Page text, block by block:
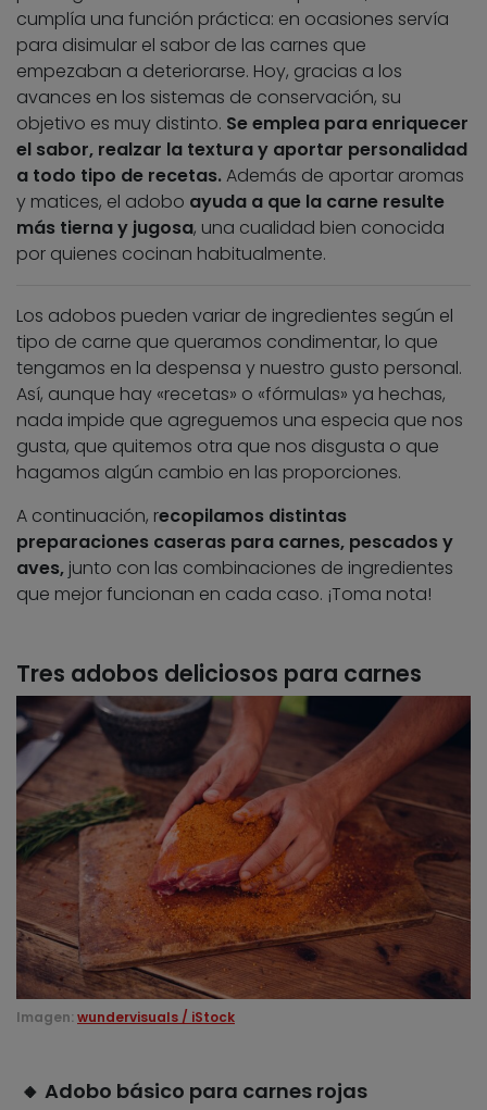
cumplía una función práctica: en ocasiones servía
para disimular el sabor de las carnes que
empezaban a deteriorarse. Hoy, gracias a los
avances en los sistemas de conservación, su
objetivo es muy distinto. Se emplea para enriquecer
el sabor, realzar la textura y aportar personalidad
a todo tipo de recetas.Además de aportar aromas
y matices, el adobo ayuda a que la carne resulte
más tierna y jugosa, una cualidad bien conocida
por quienes cocinan habitualmente.
Los adobos pueden variar de ingredientes según el
tipo de carne que queramos condimentar, lo que
tengamos en la despensa y nuestro gusto personal.
Así, aunque hay «recetas» o «fórmulas» ya hechas,
nada impide que agreguemos una especia que nos
gusta, que quitemos otra que nos disgusta o que
hagamos algún cambio en las proporciones.
A continuación, recopilamos distintas
preparaciones caseras para carnes, pescados y
aves, junto con las combinaciones de ingredientes
que mejor funcionan en cada caso. ¡Toma nota!
Tres adobos deliciosos para carnes
Imagen: wundervisuals / iStock
🔸 Adobo básico para carnes rojas